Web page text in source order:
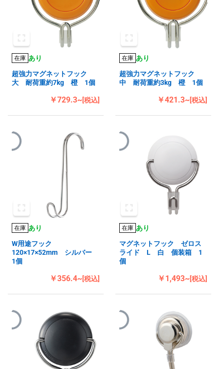
在庫 あり
超強力マグネットフック
大 耐荷重約7kg 橙 1個
￥729.3~[税込]
在庫 あり
超強力マグネットフック
中 耐荷重約3kg 橙 1個
￥421.3~[税込]
在庫 あり
W用途フック
120×17×52mm シルバー
1個
￥356.4~[税込]
在庫 あり
マグネットフック ゼロス
ライド L 白 個装箱 1
個
￥1,493~[税込]